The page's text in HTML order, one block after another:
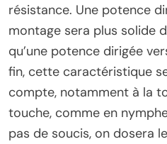
résistance. Une potence
montage sera plus solide
qu’une potence dirigée
fin, cette caractéristique
compte, notamment à la
touche, comme en
pas de soucis, on dosera